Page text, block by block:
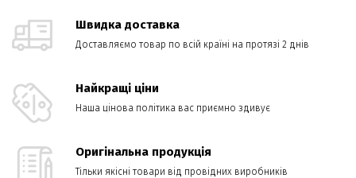
Швидка доставка
Доставляємо товар по всій країні на протязі 2 днів
Найкращі ціни
Наша цінова політика вас приємно здивує
Оригінальна продукція
Тільки якісні товари від провідних виробників